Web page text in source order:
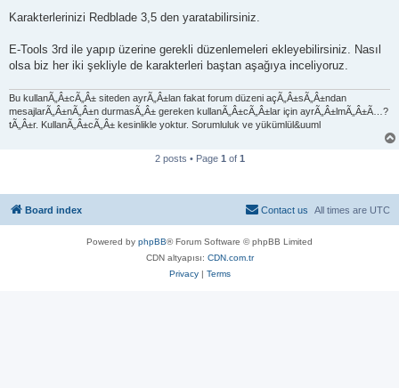
s
Karakterlerinizi Redblade 3,5 den yaratabilirsiniz.
E-Tools 3rd ile yapıp üzerine gerekli düzenlemeleri ekleyebilirsiniz. Nasıl
olsa biz her iki şekliyle de karakterleri baştan aşağıya inceliyoruz.
Bu kullanÃ„Â±cÃ„Â± siteden ayrÃ„Â±lan fakat forum düzeni açÃ„Â±sÃ„Â±ndan
mesajlarÃ„Â±nÃ„Â±n durmasÃ„Â± gereken kullanÃ„Â±cÃ„Â±lar için ayrÃ„Â±lmÃ„Â±Ã…?
tÃ„Â±r. KullanÃ„Â±cÃ„Â± kesinlikle yoktur. Sorumluluk ve yükümlül&uuml
2 posts • Page 1 of 1
Board index All times are UTC
Contact us
Powered by phpBB® Forum Software © phpBB Limited
CDN altyapısı: CDN.com.tr
Privacy| Terms